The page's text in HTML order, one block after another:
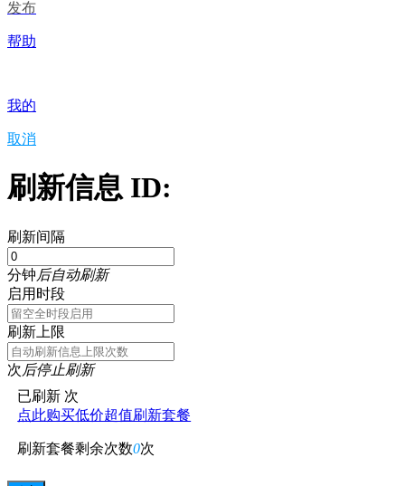
发布
帮助
我的
取消
刷新信息 ID:
刷新间隔
分钟后自动刷新
启用时段
刷新上限
次后停止刷新
已刷新 次
点此购买低价超值刷新套餐
刷新套餐剩余次数0次